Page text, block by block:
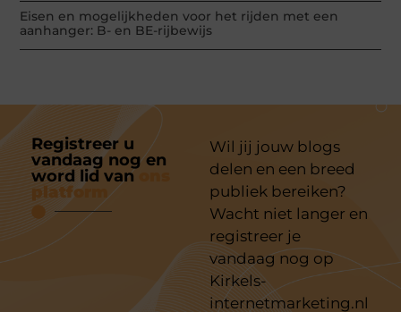
Eisen en mogelijkheden voor het rijden met een
aanhanger: B- en BE-rijbewijs
Registreer u
vandaag nog en
word lid van
platform
Wil jij jouw blogs
delen en een breed
publiek bereiken?
Wacht niet langer en
registreer je
vandaag nog op
Kirkels-
internetmarketing.nl